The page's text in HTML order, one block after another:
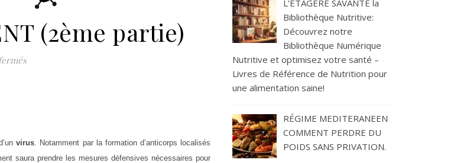
(2ème partie)
sur Les VIRUS ATTAQUENT (2ème partie)
virus. Notamment par la formation d’anticorps localisés
saura prendre les mesures défensives nécessaires pour
L’ÉTAGÈRE SAVANTE la
Bibliothèque Nutritive:
Découvrez notre
Bibliothèque Numérique
Nutritive et optimisez votre santé –
Livres de Référence de Nutrition pour
une alimentation saine!
RÉGIME MEDITERANEEN
COMMENT PERDRE DU
POIDS SANS PRIVATION.